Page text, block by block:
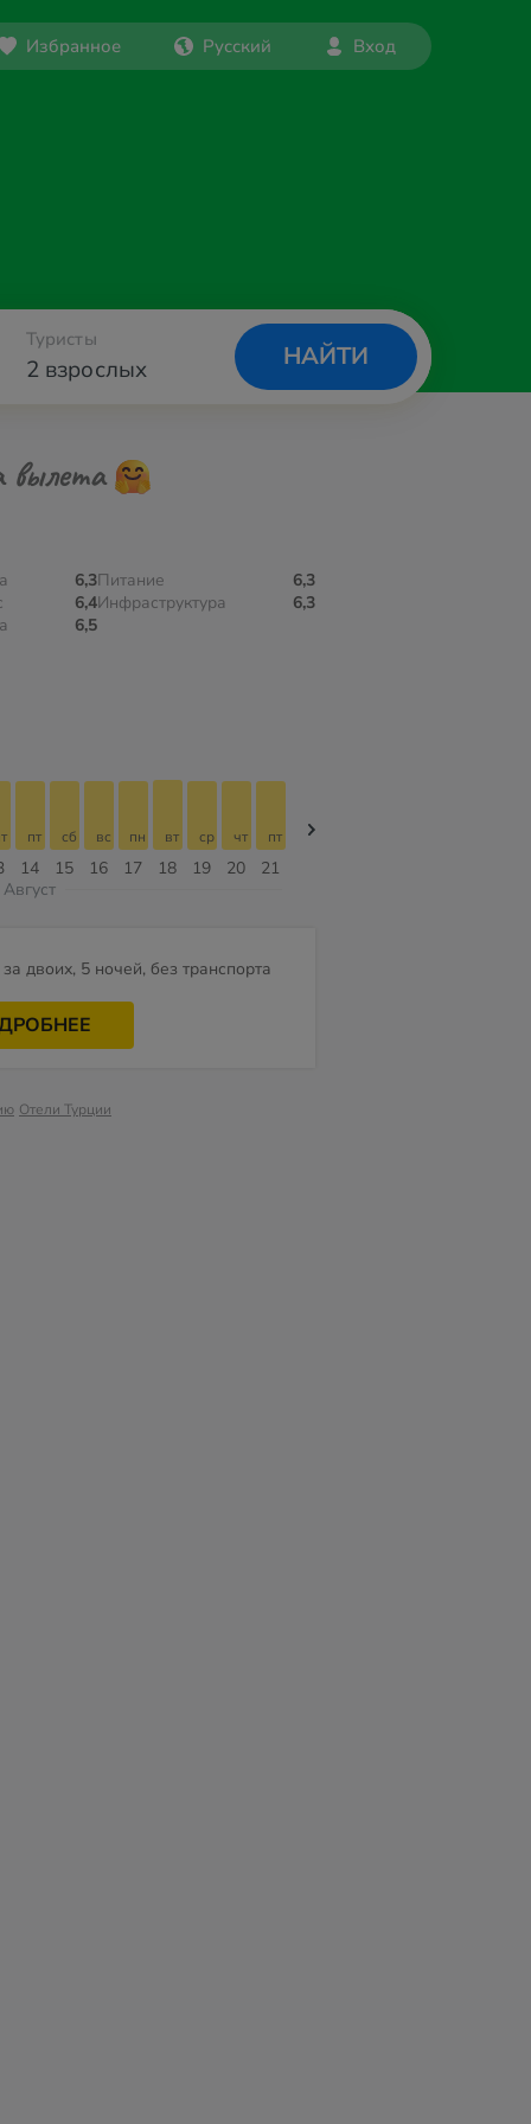
Избранное Русский Вход
2 взрослых
Туристы
НАЙТИ
вылета
6,3
6,4
6,5
Питание
6,3
Инфраструктура
6,3
14
пт
15
сб
16
вс
17
пн
18
вт
19
ср
20
чт
21
пт
Август
за двоих, 5 ночей, без транспорта
Отели Турции